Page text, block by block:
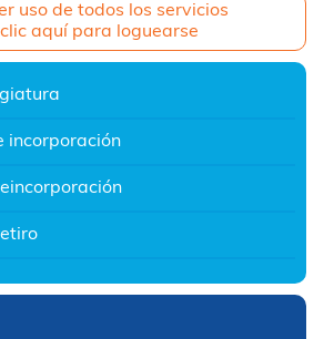
uso de todos los servicios
aquí para loguearse
incorporación